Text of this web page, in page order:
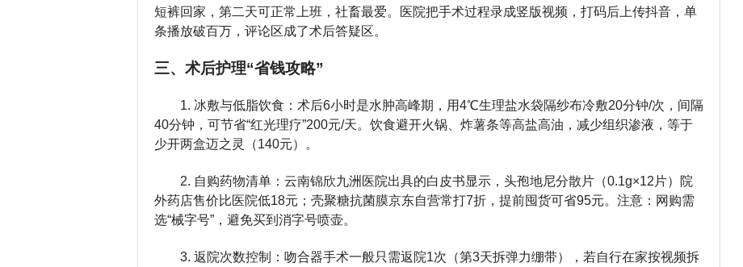
短裤回家，第二天可正常上班，社畜最爱。医院把手术过程录成竖版视频，打码后上传抖音，单
条播放破百万，评论区成了术后答疑区。
三、术后护理“省钱攻略”
1. 冰敷与低脂饮食：术后6小时是水肿高峰期，用4℃生理盐水袋隔纱布冷敷20分钟/次，间隔
40分钟，可节省“红光理疗”200元/天。饮食避开火锅、炸薯条等高盐高油，减少组织渗液，等于
少开两盒迈之灵（140元）。
2. 自购药物清单：云南锦欣九洲医院出具的白皮书显示，头孢地尼分散片（0.1g×12片）院
外药店售价比医院低18元；壳聚糖抗菌膜京东自营常打7折，提前囤货可省95元。注意：网购需
选“械字号”，避免买到消字号喷壶。
3. 返院次数控制：吻合器手术一般只需返院1次（第3天拆弹力绷带），若自行在家按视频拆